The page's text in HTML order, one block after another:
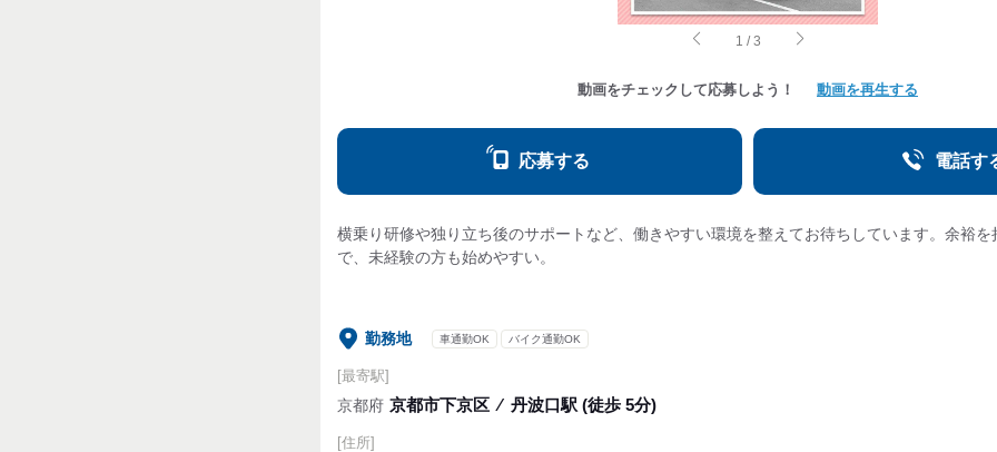
1 /3
動画をチェックして応募しよう！ 動画を再生する
応募する 電話す
横乗り研修や独り立ち後のサポートなど、働きやすい環境を整えてお待ちしています。余裕
で、未経験の方も始めやすい。
勤務地 車通勤OK バイク通勤OK
[最寄駅]
京都府 京都市下京区 ⁄ 丹波口駅 (徒歩 5分)
[住所]